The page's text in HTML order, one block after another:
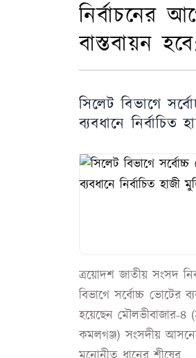
নির্বাচনের
বাস্তবায়ন
সিলেট বিভাগে
ব্যবধানে নির্বাচিত
ত্রয়োদশ জাতীয় সংসদ
বিভাগে সর্বোচ্চ ভোটের
হয়েছেন মৌলভীবাজার-৪
কমলগঞ্জ) সংসদীয়